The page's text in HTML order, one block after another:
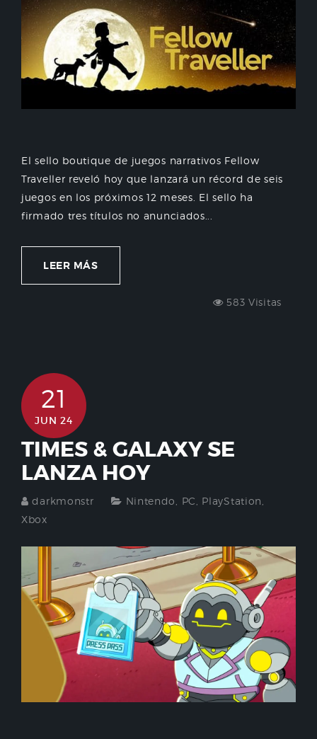
El sello boutique de juegos narrativos Fellow
Traveller reveló hoy que lanzará un récord de seis
juegos en los próximos 12 meses. El sello ha
firmado tres títulos no anunciados...
LEER MÁS
583 Visitas
21
JUN 24
TIMES & GALAXY SE
LANZA HOY
darkmonstr Nintendo PC PlayStation
Xbox